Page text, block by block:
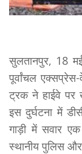
सुलतानपुर, 18
पूर्वांचल
ट्रक ने हाईवे पर
इस दुर्घटना में
गाड़ी में सवार
स्थानीय पुलिस और